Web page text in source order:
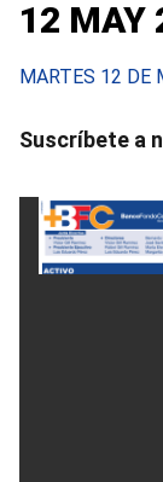
12 MAY
MARTES 12 DE
Suscríbete a